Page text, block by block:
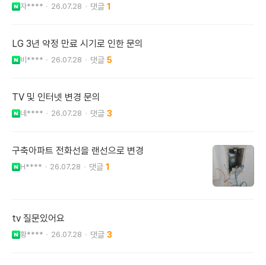
자**** 26.07.28 1
LG 3년 약정 만료 시기로 인한 문의
비**** 26.07.28 5
TV 및 인터넷 변경 문의
네**** 26.07.28 3
구축아파트 전화선을 랜선으로 변경
H**** 26.07.28 1
tv 질문있어요
황**** 26.07.28 3